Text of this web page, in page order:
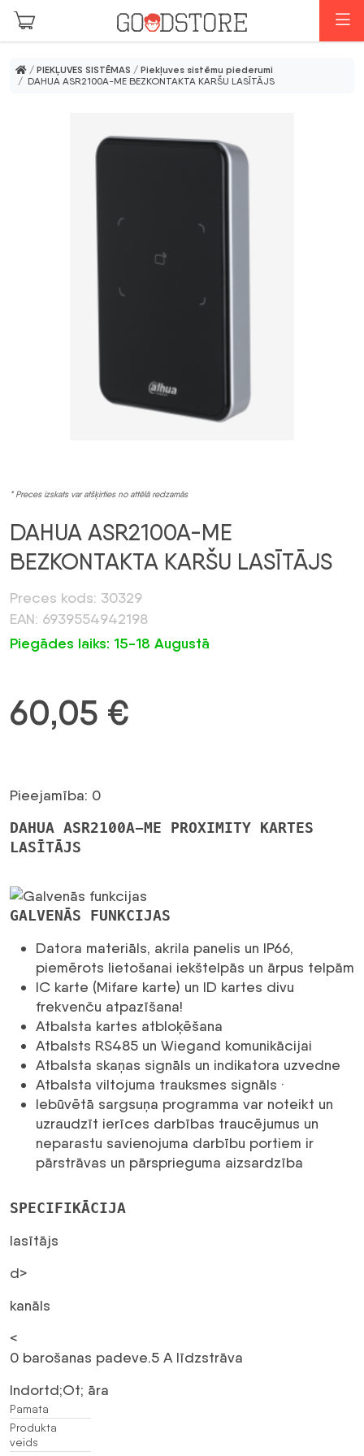
Skip to main content
/ PIEKĻUVES SISTĒMAS / Piekļuves sistēmu piederumi
/ DAHUA ASR2100A-ME BEZKONTAKTA KARŠU LASĪTĀJS
* Preces izskats var atšķirties no attēlā redzamās
DAHUA ASR2100A-ME
BEZKONTAKTA KARŠU LASĪTĀJS
Preces kods: 30329
EAN: 6939554942198
Piegādes laiks: 15-18 Augustā
60,05 €
Pieejamība: 0
DAHUA ASR2100A-ME PROXIMITY KARTES
LASĪTĀJS
GALVENĀS FUNKCIJAS
Datora materiāls, akrila panelis un IP66,
piemērots lietošanai iekštelpās un ārpus telpām
IC karte (Mifare karte) un ID kartes divu
frekvenču atpazīšana!
Atbalsta kartes atbloķēšana
Atbalsts RS485 un Wiegand komunikācijai
Atbalsta skaņas signāls un indikatora uzvedne
Atbalsta viltojuma trauksmes signāls ·
Iebūvētā sargsuņa programma var noteikt un
uzraudzīt ierīces darbības traucējumus un
neparastu savienojuma darbību portiem ir
pārstrāvas un pārsprieguma aizsardzība
SPECIFIKĀCIJA
lasītājs
d>
kanāls
<
0 barošanas padeve.5 A līdzstrāva
Indortd;Ot; āra
Pamata
Produkta
veids